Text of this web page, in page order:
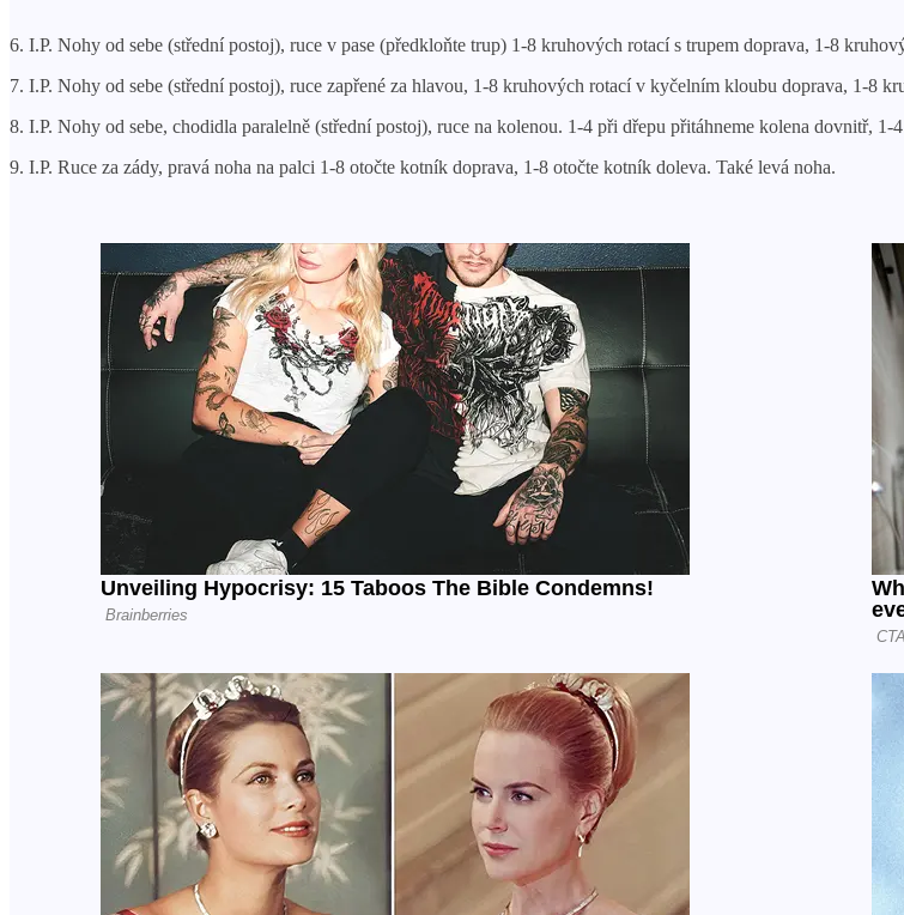
6. I.P. Nohy od sebe (střední postoj), ruce v pase (předkloňte trup) 1-8 kruhových rotací s trupem doprava, 1-8
7. I.P. Nohy od sebe (střední postoj), ruce zapřené za hlavou, 1-8 kruhových rotací v kyčelním kloubu doprava, 1-8
8. I.P. Nohy od sebe, chodidla paralelně (střední postoj), ruce na kolenou. 1-4 při dřepu přitáhneme kolena dovnitř, 1-
9. I.P. Ruce za zády, pravá noha na palci 1-8 otočte kotník doprava, 1-8 otočte kotník doleva. Také levá noha.